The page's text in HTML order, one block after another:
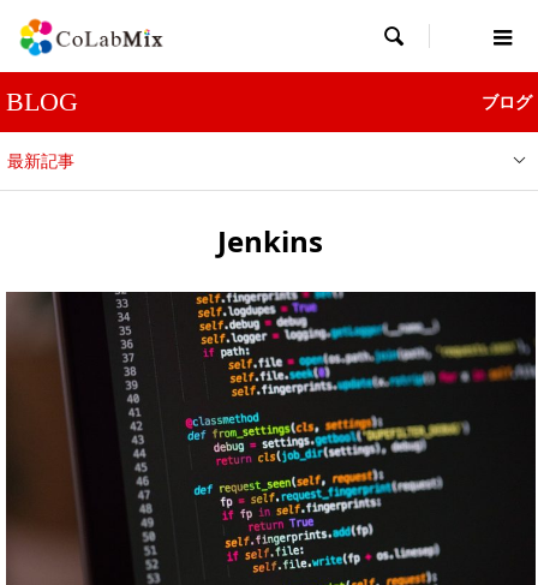

BLOG ブログ
最新記事
Jenkins